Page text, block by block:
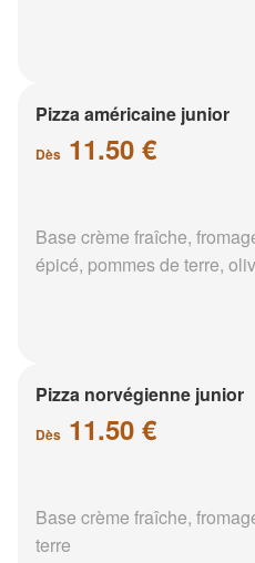
Pizza américaine junior
Dès 11.50 €
Base crème fraîche,
épicé, pommes de terre,
Pizza norvégienne junior
Dès 11.50 €
Base crème fraîche,
terre